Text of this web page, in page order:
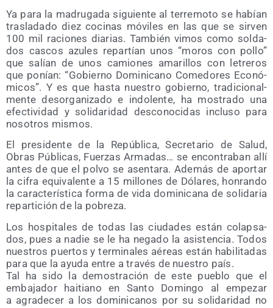
Ya para la madru­ga­da siguien­te al terre­mo­to se habían
tras­la­da­do diez coci­nas móvi­les en las que se sir­ven
100 mil racio­nes dia­rias. Tam­bién vimos como sol­da­
dos cas­cos azu­les repar­tían unos “moros con pollo”
que salían de unos camio­nes ama­ri­llos con letre­ros
que ponían: “Gobierno Domi­ni­cano Come­do­res Eco­nó­
mi­cos”. Y es que has­ta nues­tro gobierno, tra­di­cio­nal­
men­te des­or­ga­ni­za­do e indo­len­te, ha mos­tra­do una
efec­ti­vi­dad y soli­da­ri­dad des­co­no­ci­das inclu­so para
noso­tros mismos.
El pre­si­den­te de la Repú­bli­ca, Secre­ta­rio de Salud,
Obras Públi­cas, Fuer­zas Arma­das… se encon­tra­ban allí
antes de que el pol­vo se asen­ta­ra. Ade­más de apor­tar
la cifra equi­va­len­te a 15 millo­nes de Dóla­res, hon­ran­do
la carac­te­rís­ti­ca for­ma de vida domi­ni­ca­na de soli­da­ria
repar­ti­ción de la pobreza.
Los hos­pi­ta­les de todas las ciu­da­des están colap­sa­
dos, pues a nadie se le ha nega­do la asis­ten­cia. Todos
nues­tros puer­tos y ter­mi­na­les aéreas están habi­li­ta­das
para que la ayu­da entre a tra­vés de nues­tro país.
Tal ha sido la demos­tra­ción de este pue­blo que el
emba­ja­dor hai­tiano en San­to Domin­go al empe­zar
a agra­de­cer a los domi­ni­ca­nos por su soli­da­ri­dad no